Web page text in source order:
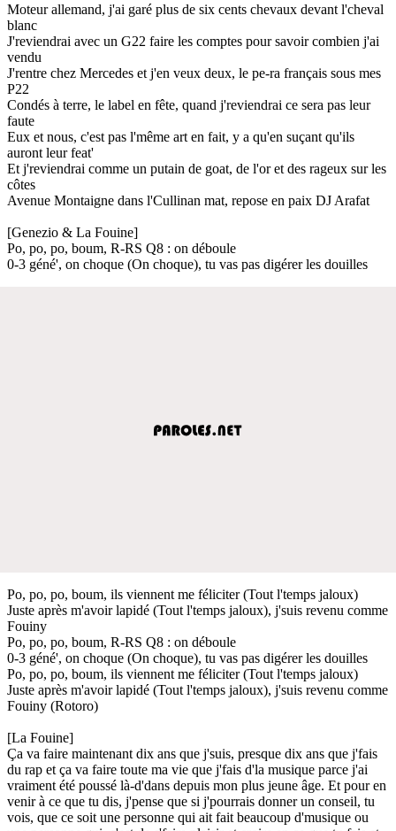
Moteur allemand, j'ai garé plus de six cents chevaux devant l'cheval
blanc
J'reviendrai avec un G22 faire les comptes pour savoir combien j'ai
vendu
J'rentre chez Mercedes et j'en veux deux, le pe-ra français sous mes
P22
Condés à terre, le label en fête, quand j'reviendrai ce sera pas leur
faute
Eux et nous, c'est pas l'même art en fait, y a qu'en suçant qu'ils
auront leur feat'
Et j'reviendrai comme un putain de goat, de l'or et des rageux sur les
côtes
Avenue Montaigne dans l'Cullinan mat, repose en paix DJ Arafat
[Genezio & La Fouine]
Po, po, po, boum, R-RS Q8 : on déboule
0-3 géné', on choque (On choque), tu vas pas digérer les douilles
Po, po, po, boum, ils viennent me féliciter (Tout l'temps jaloux)
Juste après m'avoir lapidé (Tout l'temps jaloux), j'suis revenu comme
Fouiny
Po, po, po, boum, R-RS Q8 : on déboule
0-3 géné', on choque (On choque), tu vas pas digérer les douilles
Po, po, po, boum, ils viennent me féliciter (Tout l'temps jaloux)
Juste après m'avoir lapidé (Tout l'temps jaloux), j'suis revenu comme
Fouiny (Rotoro)
[La Fouine]
Ça va faire maintenant dix ans que j'suis, presque dix ans que j'fais
du rap et ça va faire toute ma vie que j'fais d'la musique parce j'ai
vraiment été poussé là-d'dans depuis mon plus jeune âge. Et pour en
venir à ce que tu dis, j'pense que si j'pourrais donner un conseil, tu
vois, que ce soit une personne qui ait fait beaucoup d'musique ou